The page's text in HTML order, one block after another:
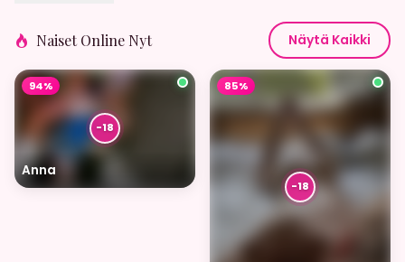
Naiset Online Nyt Näytä Kaikki
Anna
94% 85%